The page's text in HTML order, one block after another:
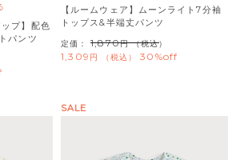
プ】配色
パンツ
【ルームウェア】ムーンライト7分袖
トップス&半端丈パンツ
定価： 1,870 （税込）
1,309 税込 30%off
SALE